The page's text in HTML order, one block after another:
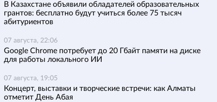
В Казахстане объявили обладателей образовательных
грантов: бесплатно будут учиться более 75 тысяч
абитуриентов
07 августа, 22:06
Google Chrome потребует до 20 Гбайт памяти на диске
для работы локального ИИ
07 августа, 19:05
Концерт, выставки и творческие встречи: как Алматы
отметит День Абая